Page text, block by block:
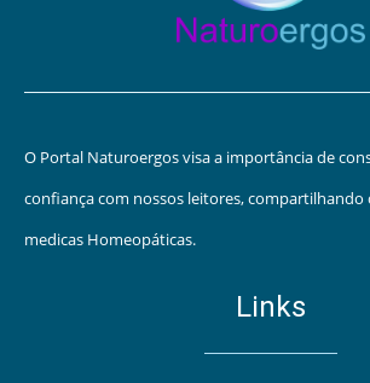
O Portal Naturoergos visa a importância de
confiança com nossos leitores, compartilhando
medicas Homeopáticas.
Links